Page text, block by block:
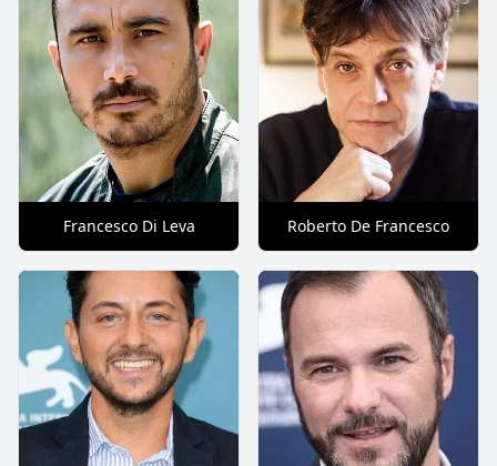
Francesco Di Leva Roberto De Francesco